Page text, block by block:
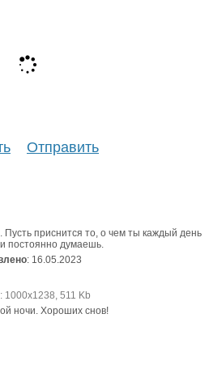
Отправить
Пусть приснится то, о чем ты каждый день
постоянно думаешь.
: 16.05.2023
1000х1238, 511 Kb